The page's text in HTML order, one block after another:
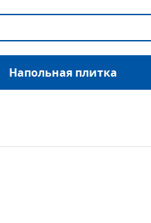
Напольная плитка